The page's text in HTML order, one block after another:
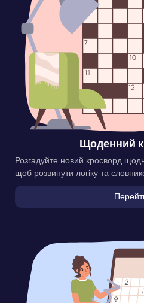
Щоденний
Розгадуйте новий кросворд
щоб розвинути логіку та